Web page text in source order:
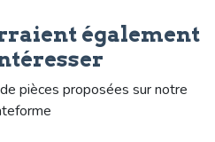
également
pièces proposées sur notre